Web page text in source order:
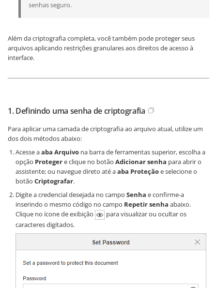
senhas seguro.
Além da criptografia completa, você também pode proteger seus
arquivos aplicando restrições granulares aos direitos de acesso à
interface.
1. Definindo uma senha de criptografia
Para aplicar uma camada de criptografia ao arquivo atual, utilize um
dos dois métodos abaixo:
Acesse aaba Arquivo na barra de ferramentas superior, escolha a
opção Protegere clique no botão Adicionar senha para abrir o
assistente; ou navegue direto até aaba Proteçãoe selecione o
botão Criptografar.
Digite a credencial desejada no campo Senha e confirme-a
inserindo o mesmo código no campo Repetir senha abaixo.
Clique no ícone de exibição
para visualizar ou ocultar os
caracteres digitados.